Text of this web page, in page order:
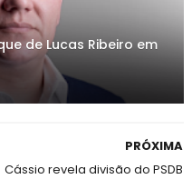
de Lucas Ribeiro em
PRÓXIMA
Cássio revela divisão do PSDB